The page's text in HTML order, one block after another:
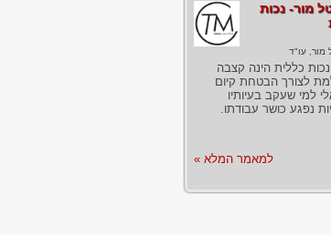
מור- נכות
מור, עו"ד
כללית הינה קצבה
לצורך הבטחת קיום
למי שעקב בעיותיו
נפגע כושר עבודתו.
למאמר המלא »